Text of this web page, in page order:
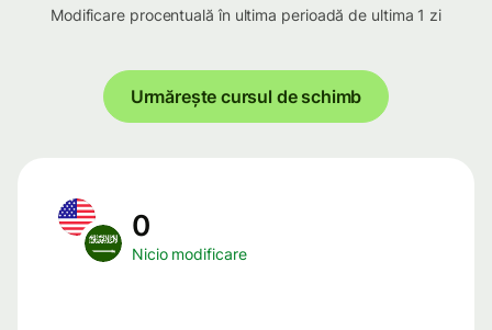
Modificare procentuală în ultima perioadă de ultima 1 zi
Urmărește cursul de schimb
0
Nicio modificare